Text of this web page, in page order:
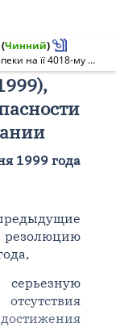
(Чинний)
Резолюція 1250 (1999), прийнята Радою Безпеки на її 4018-му засіданні
1999 года
резолюцию